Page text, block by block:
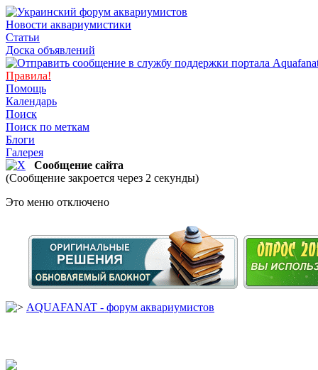
Новости аквариумистики
Статьи
Доска объявлений
Правила!
Помощь
Календарь
Поиск
Поиск по меткам
Блоги
Галерея
Сообщение сайта
(Сообщение закроется через 2 секунды)
Это меню отключено
AQUAFANAT - форум аквариумистов